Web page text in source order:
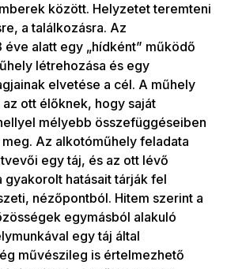
között. Helyzetet teremteni
a találkozásra. Az
alatt egy „hídként” működő
létrehozása és egy
elvetése a cél. A műhely
ott élőknek, hogy saját
mélyebb összefüggéseiben
Az alkotóműhely feladata
egy táj, és az ott lévő
gyakorolt hatásait tárják fel
nézőpontból. Hitem szerint a
egymásból alakuló
egy táj által
művészileg is értelmezhető